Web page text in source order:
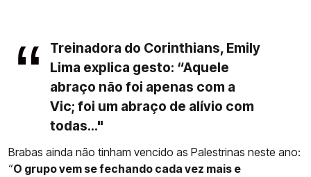
Treinadora do Corinthians, Emily
Lima explica gesto: “Aquele
abraço não foi apenas com a
Vic; foi um abraço de alívio com
todas..."
Brabas ainda não tinham vencido as Palestrinas neste ano:
“O grupo vem se fechando cada vez mais e